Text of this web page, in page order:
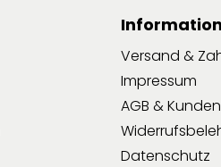
Versand &
Impressum
AGB &
Datenschutz